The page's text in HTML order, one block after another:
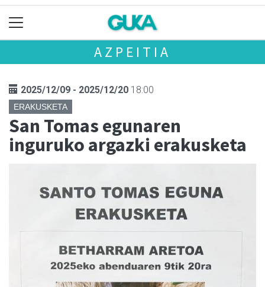
AZPEITIA
2025/12/09 - 2025/12/20 18:00
ERAKUSKETA
San Tomas egunaren
inguruko argazki erakusketa